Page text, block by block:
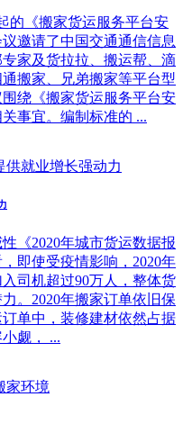
的《搬家货运服务平台安
邀请了中国交通通信信息
家及货拉拉、搬运帮、滴
搬家、兄弟搬家等平台型
绕《搬家货运服务平台安
事宜。编制标准的 ...
《2020年城市货运数据报
即使受疫情影响，2020年
司机超过90万人，整体货
。2020年搬家订单依旧保
单中，装修建材依然占据
觑， ...